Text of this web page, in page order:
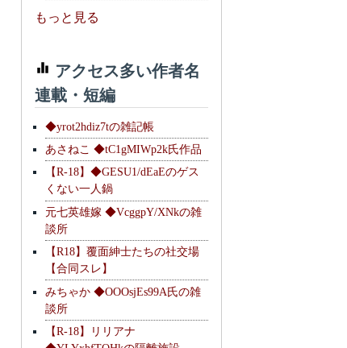
もっと見る
アクセス多い作者名
連載・短編
◆yrot2hdiz7tの雑記帳
あさねこ ◆tC1gMIWp2k氏作品
【R-18】◆GESU1/dEaEのゲス
くない一人鍋
元七英雄嫁 ◆VcggpY/XNkの雑
談所
【R18】覆面紳士たちの社交場
【合同スレ】
みちゃか ◆OOOsjEs99A氏の雑
談所
【R-18】リリアナ